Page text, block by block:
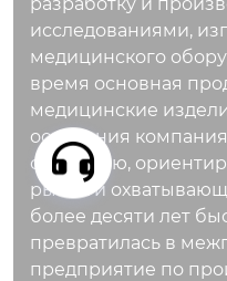
ания, позволяя легк
о контролировать и
нтенсивность трен
ировки.
исследованиями,
медицинского
время основная
медицинские
основания
стратегию,
рынок и
более десяти лет
превратилась в
предприятие по